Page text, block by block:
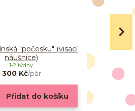
"počesku" (visací
náušnice)
300 Kč/pár
1-2 týdny
Přidat do košíku